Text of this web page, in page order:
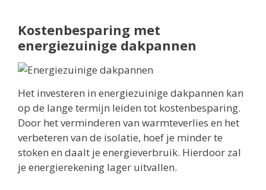
Kostenbesparing met
energiezuinige dakpannen
Het investeren in energiezuinige dakpannen kan
op de lange termijn leiden tot kostenbesparing.
Door het verminderen van warmteverlies en het
verbeteren van de isolatie, hoef je minder te
stoken en daalt je energieverbruik. Hierdoor zal
je energierekening lager uitvallen.